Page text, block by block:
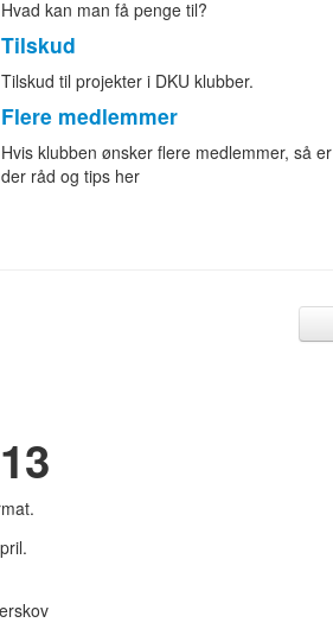
Hvad kan man få penge til?
Tilskud
Tilskud til projekter i DKU klubber.
Flere medlemmer
Hvis klubben ønsker flere medlemmer, så er
der råd og tips her